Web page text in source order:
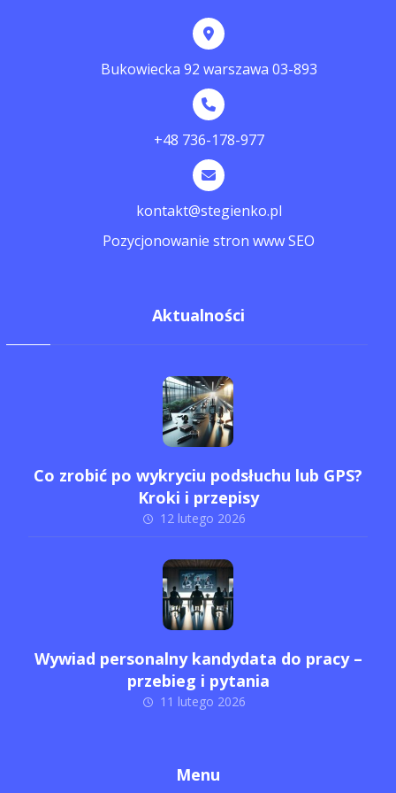
Bukowiecka 92 warszawa 03-893
+48 736-178-977
kontakt@stegienko.pl
Pozycjonowanie stron www SEO
Aktualności
Co zrobić po wykryciu podsłuchu lub GPS?
Kroki i przepisy
12 lutego 2026
Wywiad personalny kandydata do pracy –
przebieg i pytania
11 lutego 2026
Menu